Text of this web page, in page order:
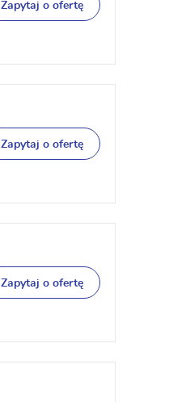
Zapytaj o ofertę
Zapytaj o ofertę
Zapytaj o ofertę